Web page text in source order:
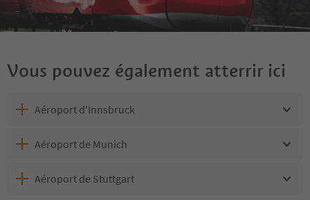
Vous pouvez également atterrir ici
Aéroport d'Innsbruck
Aéroport de Munich
Aéroport de Stuttgart